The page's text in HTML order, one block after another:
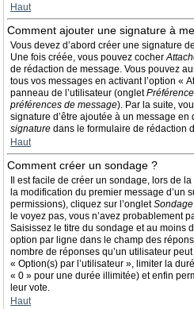
Haut
Comment ajouter une signature à
Vous devez d’abord créer une signature
Une fois créée, vous pouvez cocher
de rédaction de message. Vous pouvez
tous vos messages en activant l’option «
panneau de l’utilisateur (onglet
préférences de message). Par la suite,
signature d’être ajoutée à un message
signature dans le formulaire de rédaction
Haut
Comment créer un sondage ?
Il est facile de créer un sondage, lors de
la modification du premier message d’un
permissions), cliquez sur l’ongletSondage
le voyez pas, vous n’avez probablement
Saisissez le titre du sondage et au moins
option par ligne dans le champ des
nombre de réponses qu’un utilisateur
« Option(s) par l’utilisateur », limiter la
« 0 » pour une durée illimitée) et enfin
leur vote.
Haut